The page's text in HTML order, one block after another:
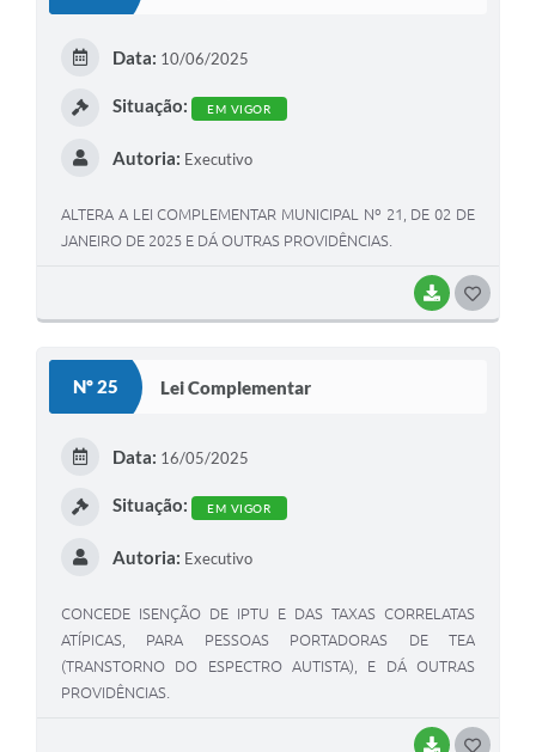
BAIXAR
Data: 10/06/2025
Situação: EM VIGOR
Autoria: Executivo
ALTERA A LEI COMPLEMENTAR MUNICIPAL Nº 21, DE 02 DE
JANEIRO DE 2025 E DÁ OUTRAS PROVIDÊNCIAS.
Nº 25 Lei Complementar
BAIXAR
Data: 16/05/2025
Situação: EM VIGOR
Autoria: Executivo
CONCEDE ISENÇÃO DE IPTU E DAS TAXAS CORRELATAS
ATÍPICAS, PARA PESSOAS PORTADORAS DE TEA
(TRANSTORNO DO ESPECTRO AUTISTA), E DÁ OUTRAS
PROVIDÊNCIAS.